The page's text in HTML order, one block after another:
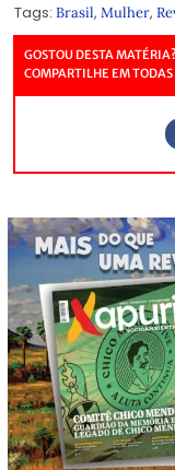
Tags: Brasil, Mulher,
GOSTOU DESTA
COMPARTILHE EM TODAS